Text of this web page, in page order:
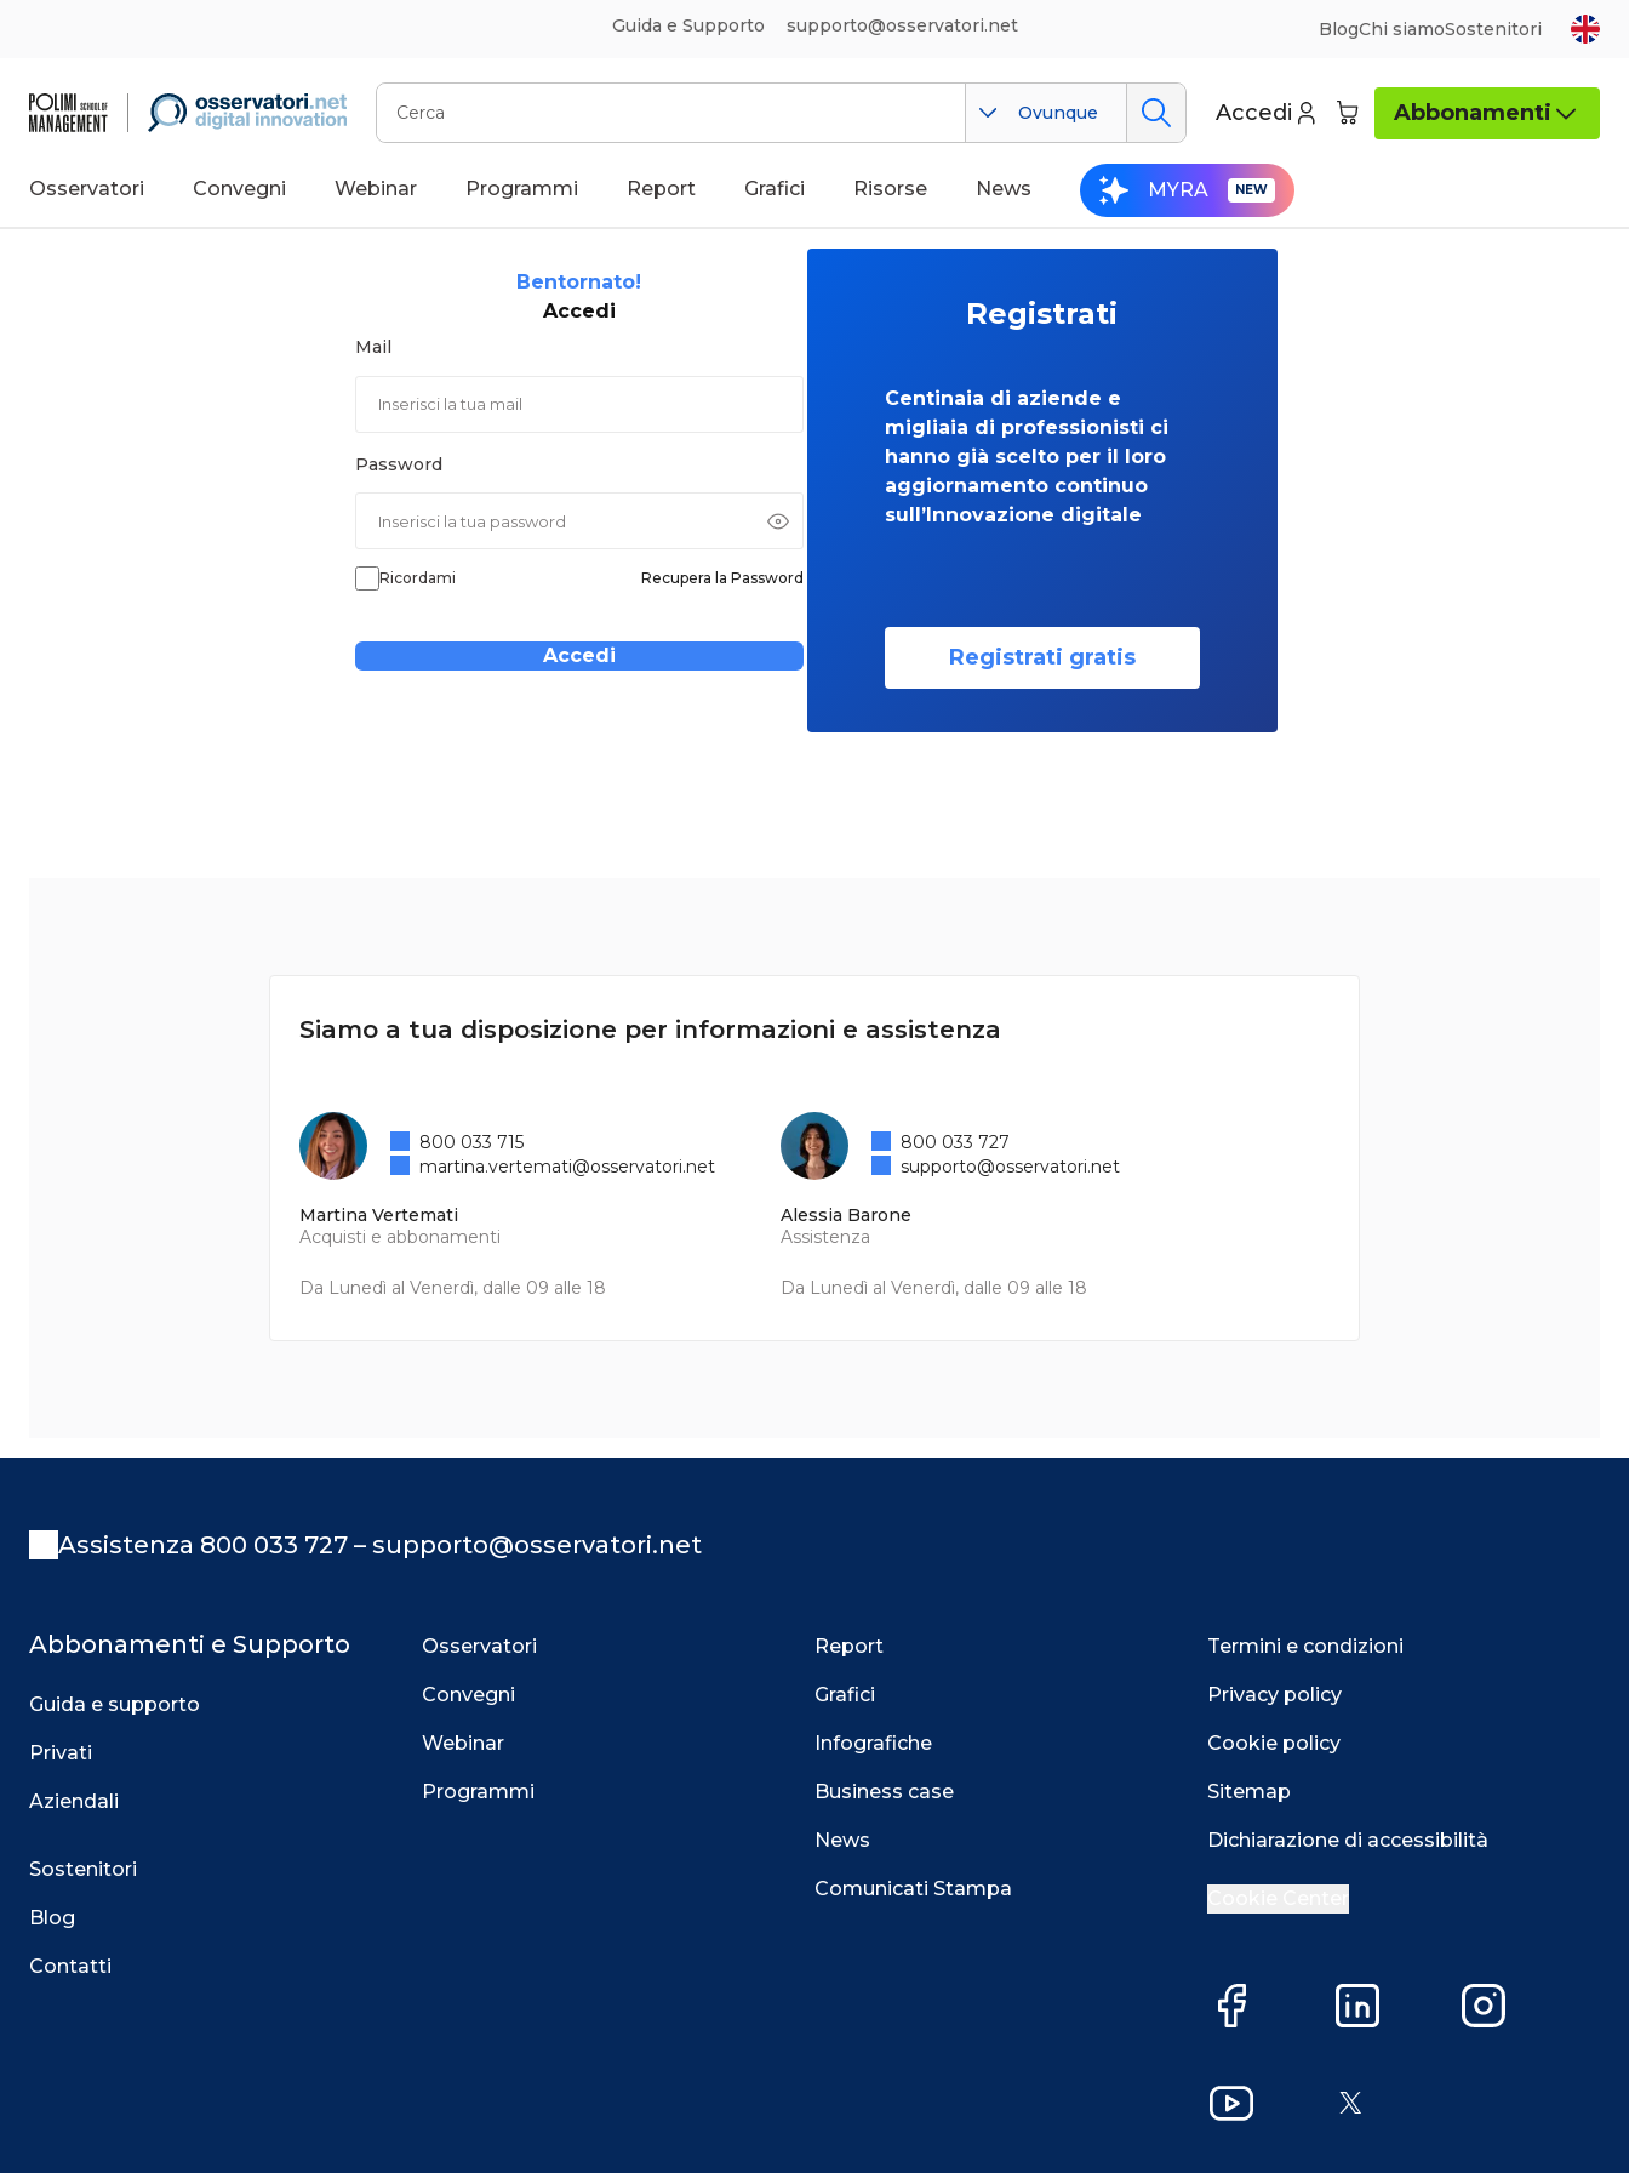
Guida e Supporto supporto@osservatori.net BlogChi siamoSostenitori
Cerca
Ovunque Accedi Abbonamenti
Osservatori Convegni Webinar Programmi Report Grafici Risorse News MYRA
Bentornato!
Accedi
Mail
Password
Ricordami Recupera la Password
Accedi
Registrati
Centinaia di aziende e
migliaia di professionisti ci
hanno già scelto per il loro
aggiornamento continuo
sull’Innovazione digitale
Registrati gratis
Siamo a tua disposizione per informazioni e assistenza
Martina Vertemati
Acquisti e abbonamenti
Da Lunedì al Venerdì, dalle 09 alle 18
800 033 715
martina.vertemati@osservatori.net
Alessia Barone
Assistenza
Da Lunedì al Venerdì, dalle 09 alle 18
800 033 727
supporto@osservatori.net
Assistenza 800 033 727 – supporto@osservatori.net
Abbonamenti e Supporto
Guida e supporto
Privati
Aziendali
Sostenitori
Blog
Contatti
Osservatori
Convegni
Webinar
Programmi
Report
Grafici
Infografiche
Business case
News
Comunicati Stampa
Termini e condizioni
Privacy policy
Cookie policy
Sitemap
Dichiarazione di accessibilità
Facebook LinkedIn Instagram
YouTube X
Accetta Più opzioni